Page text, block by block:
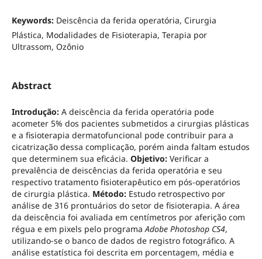
Keywords: Deiscência da ferida operatória, Cirurgia
Plástica, Modalidades de Fisioterapia, Terapia por
Ultrassom, Ozônio
Abstract
Introdução:A deiscência da ferida operatória pode
acometer 5% dos pacientes submetidos a cirurgias plásticas
e a fisioterapia dermatofuncional pode contribuir para a
cicatrização dessa complicação, porém ainda faltam estudos
que determinem sua eficácia. Objetivo:Verificar a
prevalência de deiscências da ferida operatória e seu
respectivo tratamento fisioterapêutico em pós-operatórios
de cirurgia plástica. Método:Estudo retrospectivo por
análise de 316 prontuários do setor de fisioterapia. A área
da deiscência foi avaliada em centímetros por aferição com
régua e em pixels pelo programa Adobe Photoshop CS4,
utilizando-se o banco de dados de registro fotográfico. A
análise estatística foi descrita em porcentagem, média e